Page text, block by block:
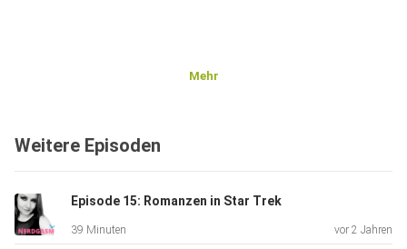
Mehr
Weitere Episoden
Episode 15: Romanzen in Star Trek
39 Minuten vor 2 Jahren